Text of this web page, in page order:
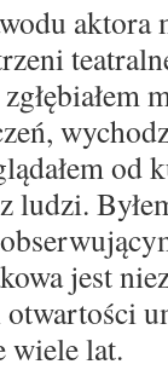
aktora
od
ludzi.
jest
otwartości
wiele lat.